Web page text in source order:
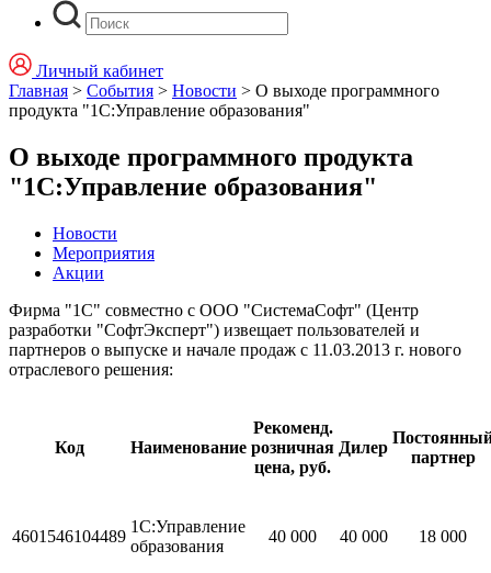
Личный кабинет
Главная > События > Новости > О выходе программного
продукта "1С:Управление образования"
О выходе программного продукта
"1С:Управление образования"
Новости
Мероприятия
Акции
Фирма "1С" совместно с ООО "СистемаСофт" (Центр
разработки "СофтЭксперт") извещает пользователей и
партнеров о выпуске и начале продаж с 11.03.2013 г. нового
отраслевого решения:
Код Наименование
Рекоменд.
розничная
цена, руб.
Дилер
партнер
4601546104489
1С:Управление
образования
40 000 40 000 18 000